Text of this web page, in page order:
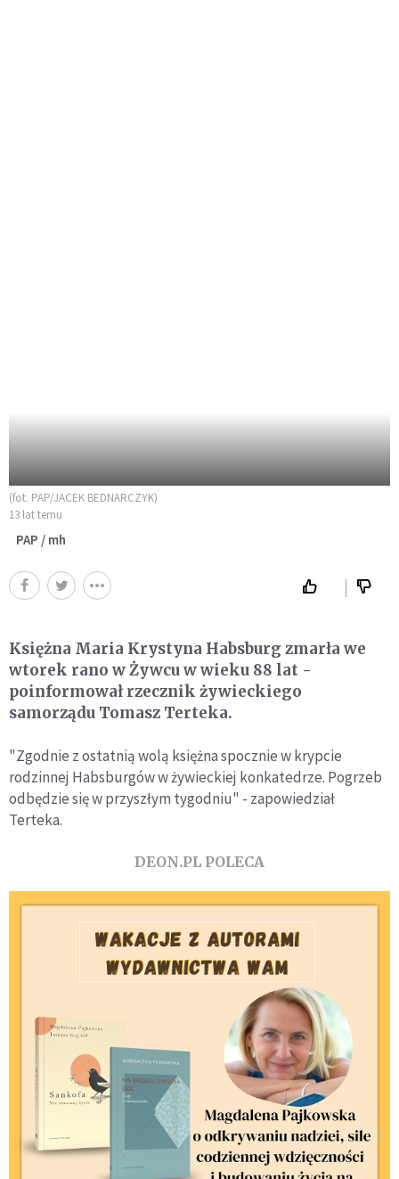
(fot. PAP/JACEK BEDNARCZYK)
13 lat temu
PAP / mh
Księżna Maria Krystyna Habsburg zmarła we
wtorek rano w Żywcu w wieku 88 lat -
poinformował rzecznik żywieckiego
samorządu Tomasz Terteka.
"Zgodnie z ostatnią wolą księżna spocznie w krypcie
rodzinnej Habsburgów w żywieckiej konkatedrze. Pogrzeb
odbędzie się w przyszłym tygodniu" - zapowiedział
Terteka.
DEON.PL POLECA